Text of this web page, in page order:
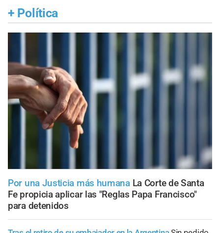
+ Política
Por una Justicia más humana La Corte de Santa
Fe propicia aplicar las "Reglas Papa Francisco"
para detenidos